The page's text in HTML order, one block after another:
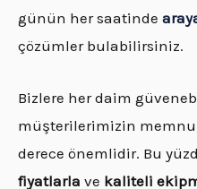
günün her saatinde
çözümler bulabilirsiniz.
Bizlere her daim
müşterilerimizin
derece önemlidir. Bu
fiyatlarla ve kaliteli